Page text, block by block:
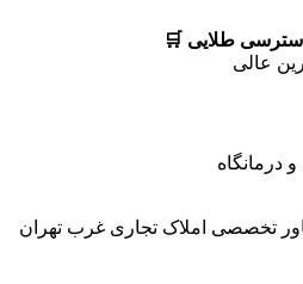
طلایی 🛒
درمانگاه
تخصصی املاک تجاری غرب تهران